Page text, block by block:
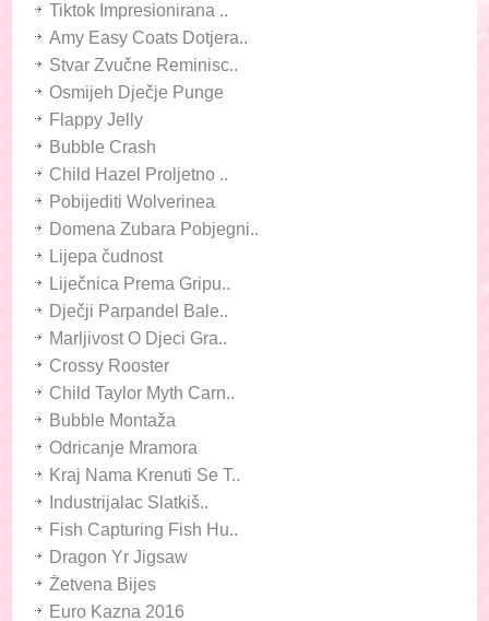
Tiktok Impresionirana ..
Amy Easy Coats Dotjera..
Stvar Zvučne Reminisc..
Osmijeh Dječje Punge
Flappy Jelly
Bubble Crash
Child Hazel Proljetno ..
Pobijediti Wolverinea
Domena Zubara Pobjegni..
Lijepa čudnost
Liječnica Prema Gripu..
Dječji Parpandel Bale..
Marljivost O Djeci Gra..
Crossy Rooster
Child Taylor Myth Carn..
Bubble Montaža
Odricanje Mramora
Kraj Nama Krenuti Se T..
Industrijalac Slatkiš..
Fish Capturing Fish Hu..
Dragon Yr Jigsaw
Žetvena Bijes
Euro Kazna 2016